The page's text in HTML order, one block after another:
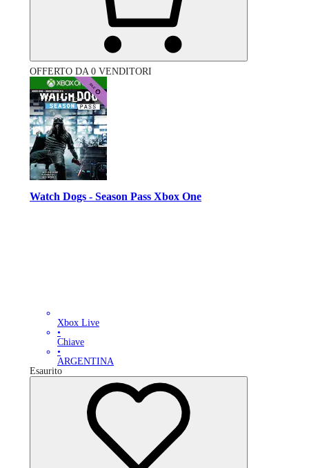
OFFERTO DA 0 VENDITORI
Watch Dogs - Season Pass Xbox One
Xbox Live
•
Chiave
•
ARGENTINA
Esaurito